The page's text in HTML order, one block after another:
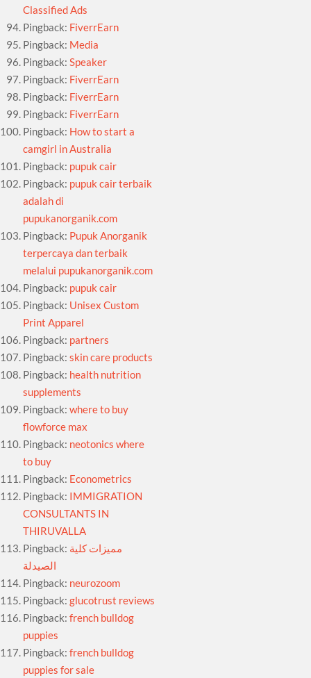
Classified Ads
Pingback: FiverrEarn
Pingback: Media
Pingback:Speaker
Pingback: FiverrEarn
Pingback: FiverrEarn
Pingback: FiverrEarn
Pingback: How to start a
camgirl in Australia
Pingback: pupuk cair
Pingback: pupuk cair terbaik
adalah di
pupukanorganik.com
Pingback: Pupuk Anorganik
terpercaya dan terbaik
melalui pupukanorganik.com
Pingback: pupuk cair
Pingback: Unisex Custom
Print Apparel
Pingback: partners
Pingback:skin care products
Pingback: health nutrition
supplements
Pingback:where to buy
flowforce max
Pingback: neotonics where
to buy
Pingback: Econometrics
Pingback: IMMIGRATION
CONSULTANTS IN
THIRUVALLA
Pingback: مميزات كلية
الصيدلة
Pingback: neurozoom
Pingback:glucotrust reviews
Pingback:french bulldog
puppies
Pingback:french bulldog
puppies for sale